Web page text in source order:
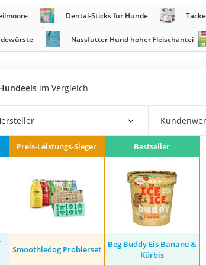
Nackenmassagegerät
Zeckenschutz Katze
Haartrockner
Dental-Sticks für Hunde
Nassfutter Hund hoher Fleischanteil
im Vergleich
Preis-Leistungs-Sieger Bestseller
Smoothiedog Probierset
Beg Buddy Eis Banane &
Kürbis